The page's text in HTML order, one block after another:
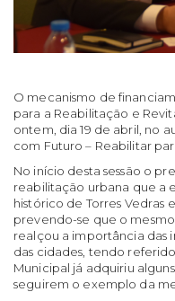
O mecanismo de
para a Reabilitação e
ontem, dia 19 de abril, no
com Futuro – Reabilitar
No início desta sessão o
reabilitação urbana que a
histórico de Torres Vedras
prevendo-se que o
realçou a importância das
das cidades, tendo
Municipal já adquiriu
seguirem o exemplo da